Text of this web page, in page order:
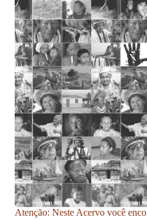
Atenção: Neste Acervo você